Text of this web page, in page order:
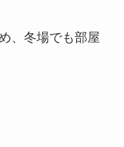
、冬場でも部屋